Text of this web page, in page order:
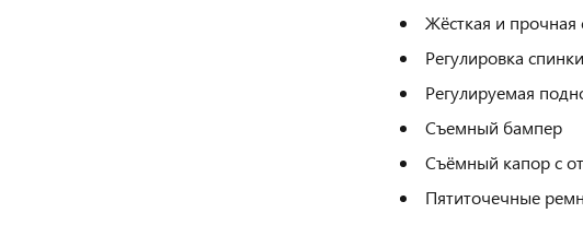
Жёсткая и прочная
Регулировка
Регулируемая
Съемный бампер
Съёмный капор с
Пятиточечные